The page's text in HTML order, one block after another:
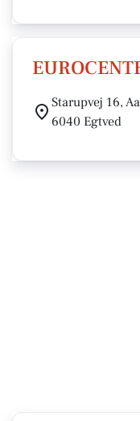
Starupvej 16,
6040 Egtved